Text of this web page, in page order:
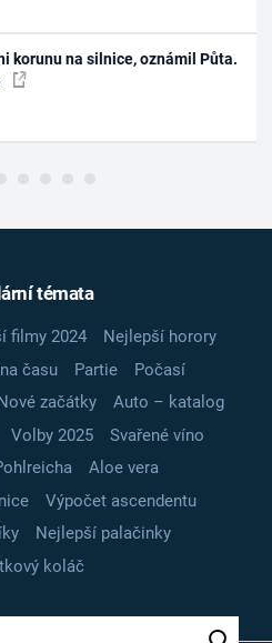
korunu na silnice, oznámil Půta.
témata
filmy 2024
Nejlepší horory
času Partie
Počasí
začátky
Auto – katalog
Volby 2025
Svařené víno
Aloe vera
Výpočet ascendentu
Nejlepší palačinky
koláč